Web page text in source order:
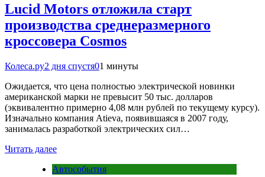
Lucid Motors отложила старт
производства среднеразмерного
кроссовера Cosmos
Колеса.ру2 дня спустя01 минуты
Ожидается, что цена полностью электрической новинки
американской марки не превысит 50 тыс. долларов
(эквивалентно примерно 4,08 млн рублей по текущему курсу).
Изначально компания Atieva, появившаяся в 2007 году,
занималась разработкой электрических сил…
Читать далее
Автособытия